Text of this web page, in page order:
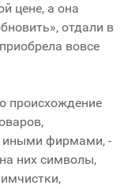
цене, а она
отдали в
вовсе
происхождение
иными фирмами, -
них символы,